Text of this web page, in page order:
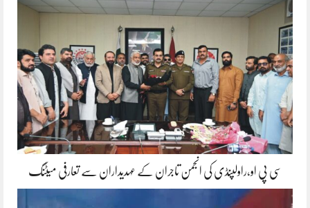
سی پی او،راولپنڈی کی انجمن تاجران کے عہدیداران سے تعارفی میٹنگ